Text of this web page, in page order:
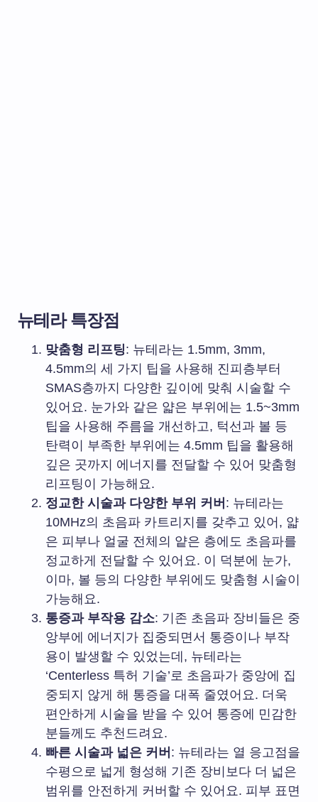
뉴테라 특장점
맞춤형 리프팅: 뉴테라는 1.5mm, 3mm,
4.5mm의 세 가지 팁을 사용해 진피층부터
SMAS층까지 다양한 깊이에 맞춰 시술할 수
있어요. 눈가와 같은 얇은 부위에는 1.5~3mm
팁을 사용해 주름을 개선하고, 턱선과 볼 등
탄력이 부족한 부위에는 4.5mm 팁을 활용해
깊은 곳까지 에너지를 전달할 수 있어 맞춤형
리프팅이 가능해요.
정교한 시술과 다양한 부위 커버 : 뉴테라는
10MHz의 초음파 카트리지를 갖추고 있어, 얇
은 피부나 얼굴 전체의 얕은 층에도 초음파를
정교하게 전달할 수 있어요. 이 덕분에 눈가,
이마, 볼 등의 다양한 부위에도 맞춤형 시술이
가능해요.
통증과 부작용 감소: 기존 초음파 장비들은 중
앙부에 에너지가 집중되면서 통증이나 부작
용이 발생할 수 있었는데, 뉴테라는
‘Centerless 특허 기술’로 초음파가 중앙에 집
중되지 않게 해 통증을 대폭 줄였어요. 더욱
편안하게 시술을 받을 수 있어 통증에 민감한
분들께도 추천드려요.
빠른 시술과 넓은 커버 : 뉴테라는 열 응고점을
수평으로 넓게 형성해 기존 장비보다 더 넓은
범위를 안전하게 커버할 수 있어요. 피부 표면